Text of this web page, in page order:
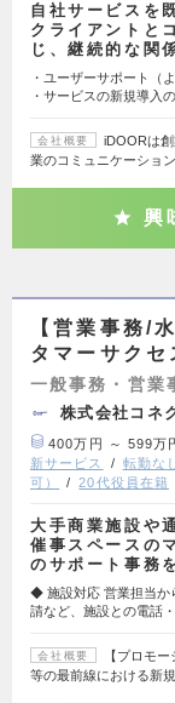
自社サービスを
クライアントと
じ、継続的な関
・ユーザーサポート（
・サービスの新規導入
会社概要
iDOORは
業のコミュニケーショ
興
【営業事務/
タマーサクセ
一般事務・営業
株式会社コネ
400万円 ～ 599万
新サービス
転勤な
可）
20代役員在籍
大手商業施設や
催事スペースの
のサポート事務
◆ 施設対応 営業担当か
請など、施設との電話
会社概要
【プロモ
等の最前線における新